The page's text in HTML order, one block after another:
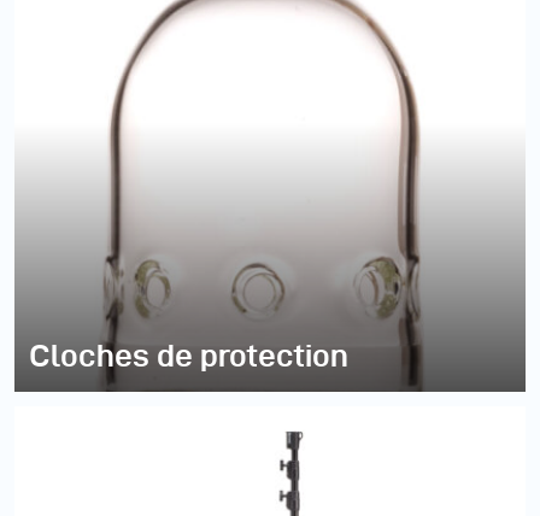
Cloches de protection